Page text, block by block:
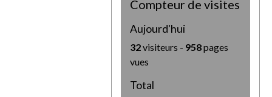
Compteur de visites
Aujourd'hui
32visiteurs - 958pages
vues
Total